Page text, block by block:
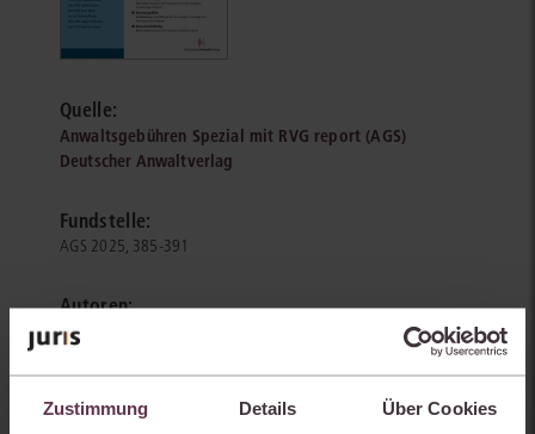
Zustimmung Details Über Cookies
Quelle:
Anwaltsgebühren Spezial mit RVG report (AGS)
Deutscher Anwaltverlag
Fundstelle:
AGS 2025, 385-391
Autoren:
Joachim Volpert